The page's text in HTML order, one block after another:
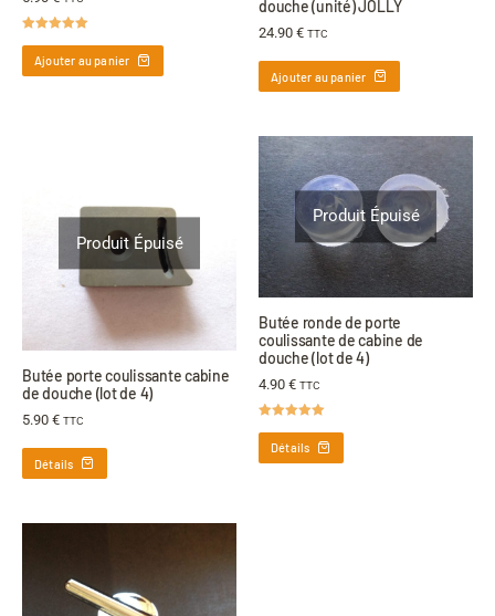
Ajouter au panier
douche (unité) JOLLY
24.90 € TTC
Ajouter au panier
Produit Épuisé
Butée porte coulissante cabine
de douche (lot de 4)
5.90 € TTC
Détails
Produit Épuisé
Butée ronde de porte
coulissante de cabine de
douche (lot de 4)
4.90 € TTC
Détails